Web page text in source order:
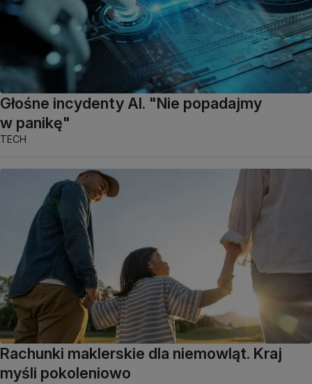
Głośne incydenty AI. "Nie popadajmy
w panikę"
TECH
Rachunki maklerskie dla niemowląt. Kraj
myśli pokoleniowo